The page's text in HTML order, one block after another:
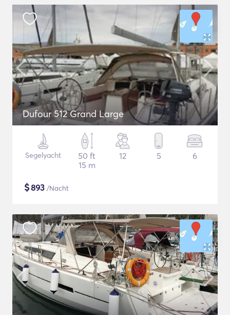
Dufour 512 Grand Large
Segelyacht
50 ft
15 m
12 5 6
$893 /Nacht